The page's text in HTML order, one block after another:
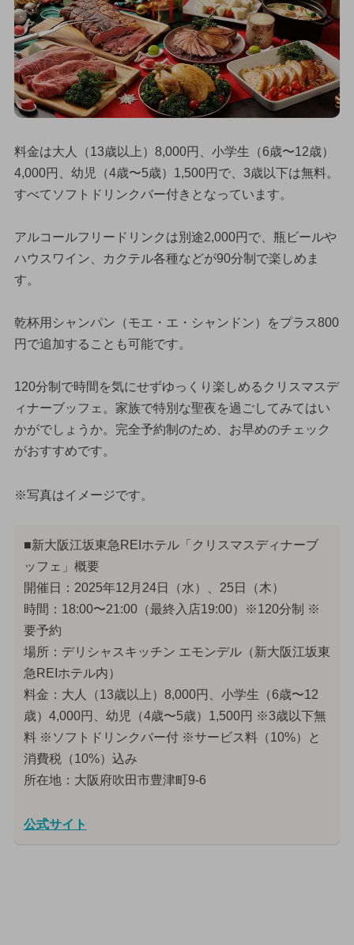
料金は大人（13歳以上）8,000円、小学生（6歳〜12歳）
4,000円、幼児（4歳〜5歳）1,500円で、3歳以下は無料。
すべてソフトドリンクバー付きとなっています。
アルコールフリードリンクは別途2,000円で、瓶ビールや
ハウスワイン、カクテル各種などが90分制で楽しめま
す。
乾杯用シャンパン（モエ・エ・シャンドン）をプラス800
円で追加することも可能です。
120分制で時間を気にせずゆっくり楽しめるクリスマスデ
ィナーブッフェ。家族で特別な聖夜を過ごしてみてはい
かがでしょうか。完全予約制のため、お早めのチェック
がおすすめです。
※写真はイメージです。
■新大阪江坂東急REIホテル「クリスマスディナーブ
ッフェ」概要
開催日：2025年12月24日（水）、25日（木）
時間：18:00〜21:00（最終入店19:00）※120分制 ※
要予約
場所：デリシャスキッチン エモンデル（新大阪江坂東
急REIホテル内）
料金：大人（13歳以上）8,000円、小学生（6歳〜12
歳）4,000円、幼児（4歳〜5歳）1,500円 ※3歳以下無
料 ※ソフトドリンクバー付 ※サービス料（10%）と
消費税（10%）込み
所在地：大阪府吹田市豊津町9-6
公式サイト